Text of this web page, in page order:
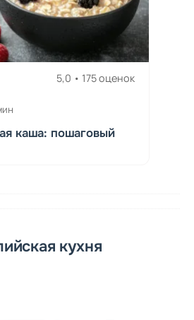
5,0 • 175 оценок
каша: пошаговый
кухня